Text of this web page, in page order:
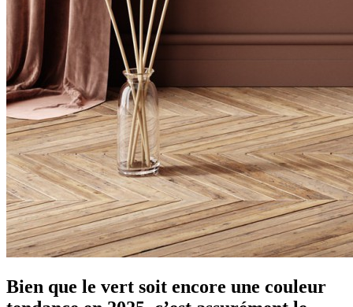
Bien que le vert soit encore une couleur